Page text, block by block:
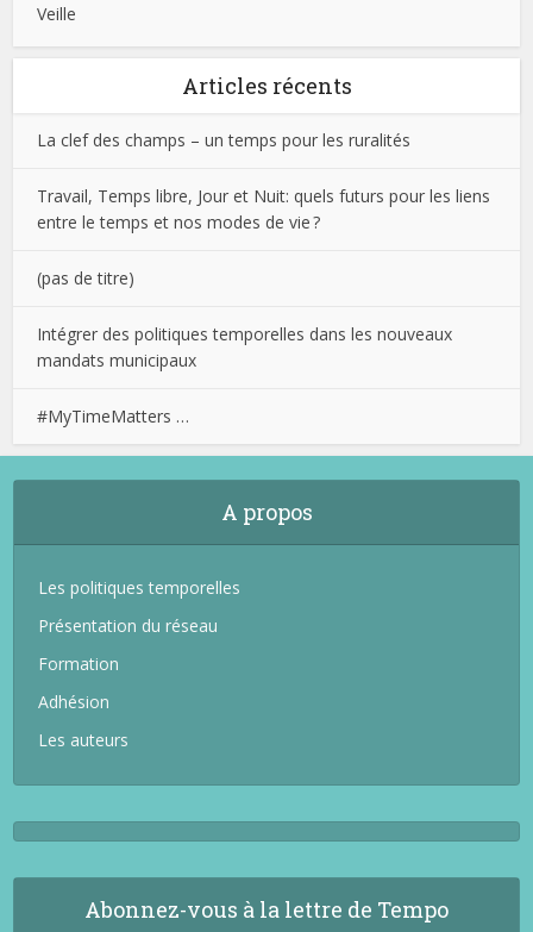
Veille
Articles récents
La clef des champs – un temps pour les ruralités
Travail, Temps libre, Jour et Nuit: quels futurs pour les liens
entre le temps et nos modes de vie ?
(pas de titre)
Intégrer des politiques temporelles dans les nouveaux
mandats municipaux
#MyTimeMatters …
A propos
Les politiques temporelles
Présentation du réseau
Formation
Adhésion
Les auteurs
Abonnez-vous à la lettre de Tempo